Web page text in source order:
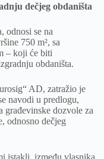
dečjeg obdaništa
odnosi se na
750 m², sa
– koji će biti
obdaništa.
AD, zatražio je
navodi u predlogu,
građevinske dozvole za
odnosno dečjeg
istakli, između vlasnika